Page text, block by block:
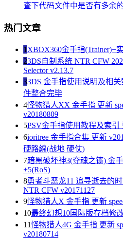
查下代码文件中是否有多余
热门文章
1 XBOX360金手指(Trainer)+
23DS自制系统 NTR CFW
Selector v2.13.7
33DS 金手指使用说明及相
件整合完毕
4怪物猎人XX 金手指 更新
v20180809
5PSV金手指使用教程及索引
6ioritree 金手指合集 更新
硬路線(战地 硬仗)
7暗黑破坏神3(夺魂之镰) 金
+5(RoS)
8勇者斗恶龙11 追寻逝去的
NTR CFW v20171127
9怪物猎人X 金手指 更新
10最终幻想10国际版存档修
11怪物猎人4G 金手指 更新
v20180714